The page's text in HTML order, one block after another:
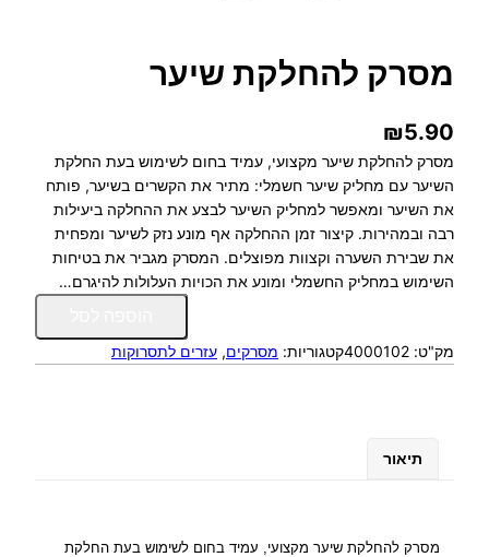
מסרק להחלקת שיער
₪5.90
מסרק להחלקת שיער מקצועי, עמיד בחום לשימוש בעת החלקת
השיער עם מחליק שיער חשמלי: מתיר את הקשרים בשיער, פותח
את השיער ומאפשר למחליק השיער לבצע את ההחלקה ביעילות
רבה ובמהירות. קיצור זמן ההחלקה אף מונע נזק לשיער ומפחית
את שבירת השערה וקצוות מפוצלים. המסרק מגביר את בטיחות
השימוש במחליק החשמלי ומונע את הכויות העלולות להיגרם…
כ
ו
ל
מק"ט: 4000102קטגוריות: מסרקים, עזרים לתסרוקות
תיאור
מסרק להחלקת שיער מקצועי, עמיד בחום לשימוש בעת החלקת